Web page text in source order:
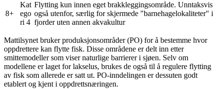
8+
Kat
ego
ri 4
Flytting kun innen eget brakkleggingsområde. Unntaksvis
også utenfor, særlig for skjermede "barnehagelokaliteter" i
fjorder uten annen akvakultur
Mattilsynet bruker produksjonsområder (PO) for å bestemme hvor
oppdrettere kan flytte fisk. Disse områdene er delt inn etter
smittemodeller som viser naturlige barrierer i sjøen. Selv om
modellene er laget for lakselus, brukes de også til å regulere flytting
av fisk som allerede er satt ut. PO-inndelingen er dessuten godt
etablert og kjent i oppdrettsnæringen.